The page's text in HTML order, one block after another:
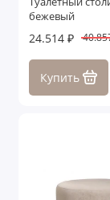
бежевый
24.514 ₽
Купить